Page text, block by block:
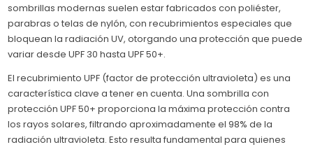
sombrillas modernas suelen estar fabricados con poliéster,
parabras o telas de nylón, con recubrimientos especiales que
bloquean la radiación UV, otorgando una protección que puede
variar desde UPF 30 hasta UPF 50+.
El recubrimiento UPF (factor de protección ultravioleta) es una
característica clave a tener en cuenta. Una sombrilla con
protección UPF 50+ proporciona la máxima protección contra
los rayos solares, filtrando aproximadamente el 98% de la
radiación ultravioleta. Esto resulta fundamental para quienes